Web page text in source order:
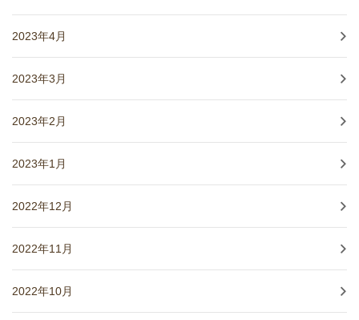
2023年4月
2023年3月
2023年2月
2023年1月
2022年12月
2022年11月
2022年10月